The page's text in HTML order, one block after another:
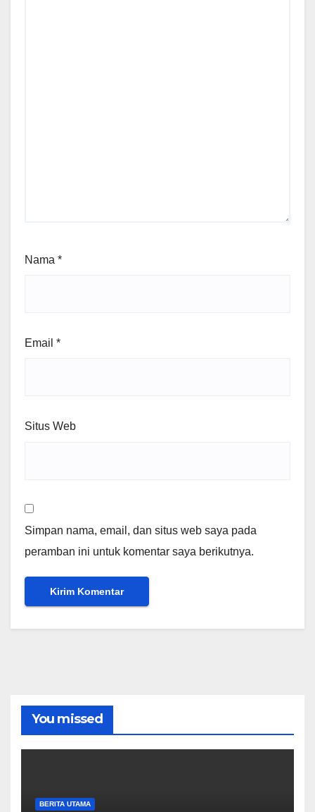
Nama *
Email *
Situs Web
Simpan nama, email, dan situs web saya pada
peramban ini untuk komentar saya berikutnya.
You missed
BERITA UTAMA